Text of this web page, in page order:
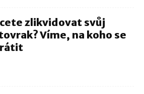
zlikvidovat svůj
Víme, na koho se